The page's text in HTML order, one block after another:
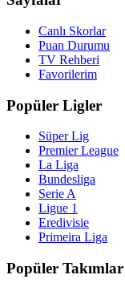
Canlı Skorlar
Puan Durumu
TV Rehberi
Favorilerim
Popüler Ligler
Süper Lig
Premier League
La Liga
Bundesliga
Serie A
Ligue 1
Eredivisie
Primeira Liga
Popüler Takımlar